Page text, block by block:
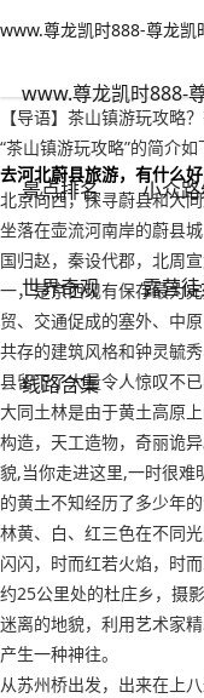
www.尊龙凯时888-尊龙凯
www.尊龙凯时888-
景点排名 小众
世界奇观 露营
线路合集
www.尊龙凯时888-尊龙凯
茶山镇游玩攻略？茶山村
【导语】茶山镇游玩攻略
“茶山镇游玩攻略”的简介如
去河北蔚县旅游，有什么好
北京向西，探寻蔚县和大
坐落在壶流河南岸的蔚县
国归赵，秦设代郡，北周
一，是京西现有保存最为
贸、交通促成的塞外、中
共存的建筑风格和钟灵毓
县留下了大量令人惊叹不已
大同土林是由于黄土高原
构造，天工造物，奇丽诡
貌,当你走进这里,一时很难
的黄土不知经历了多少年
林黄、白、红三色在不同
闪闪，时而红若火焰，时
约25公里处的杜庄乡，摄
迷离的地貌，利用艺术家
产生一种神往。
从苏州桥出发，出来在上